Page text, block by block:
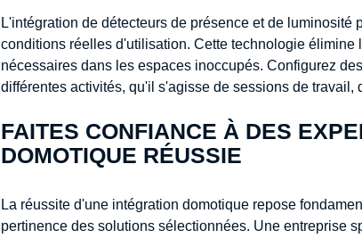
L'intégration de détecteurs de présence et de
conditions réelles d'utilisation. Cette technologie
nécessaires dans les espaces inoccupés. Configurez
différentes activités, qu'il s'agisse de sessions de travail,
FAITES CONFIANCE À DES
DOMOTIQUE RÉUSSIE
La réussite d'une intégration domotique repose
pertinence des solutions sélectionnées. Une entreprise